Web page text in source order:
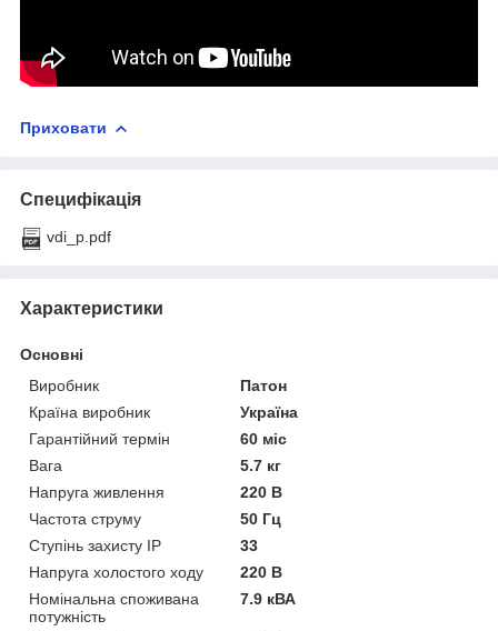
Приховати
Специфікація
vdi_p.pdf
Характеристики
Основні
Виробник
Патон
Країна виробник
Україна
Гарантійний термін
60 міс
Вага
5.7 кг
Напруга живлення
220 В
Частота струму
50 Гц
Ступінь захисту IP
33
Напруга холостого ходу
220 В
Номінальна споживана
потужність
7.9 кВА